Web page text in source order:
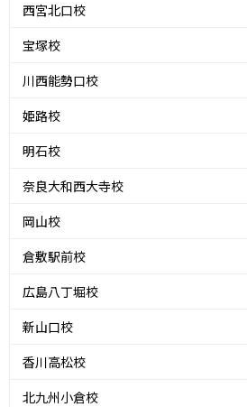
西宮北口校
宝塚校
川西能勢口校
姫路校
明石校
奈良大和西大寺校
岡山校
倉敷駅前校
広島八丁堀校
新山口校
香川高松校
北九州小倉校